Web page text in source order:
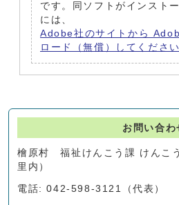
です。同ソフトがインスト
には、
Adobe社のサイトから
ロード（無償）してください
お問い合わ
檜原村 福祉けんこう課 けんこ
里内）
電話: 042-598-3121（代表）